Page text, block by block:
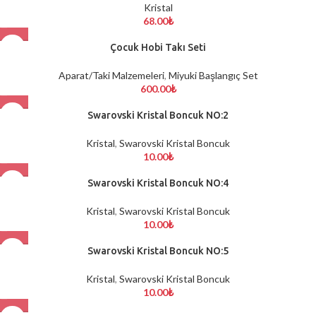
Kristal
68.00₺
Çocuk Hobi Takı Seti
Aparat/Taki Malzemeleri, Miyuki Başlangıç Set
600.00₺
Swarovski Kristal Boncuk NO:2
Kristal, Swarovski Kristal Boncuk
10.00₺
Swarovski Kristal Boncuk NO:4
Kristal, Swarovski Kristal Boncuk
10.00₺
Swarovski Kristal Boncuk NO:5
Kristal, Swarovski Kristal Boncuk
10.00₺